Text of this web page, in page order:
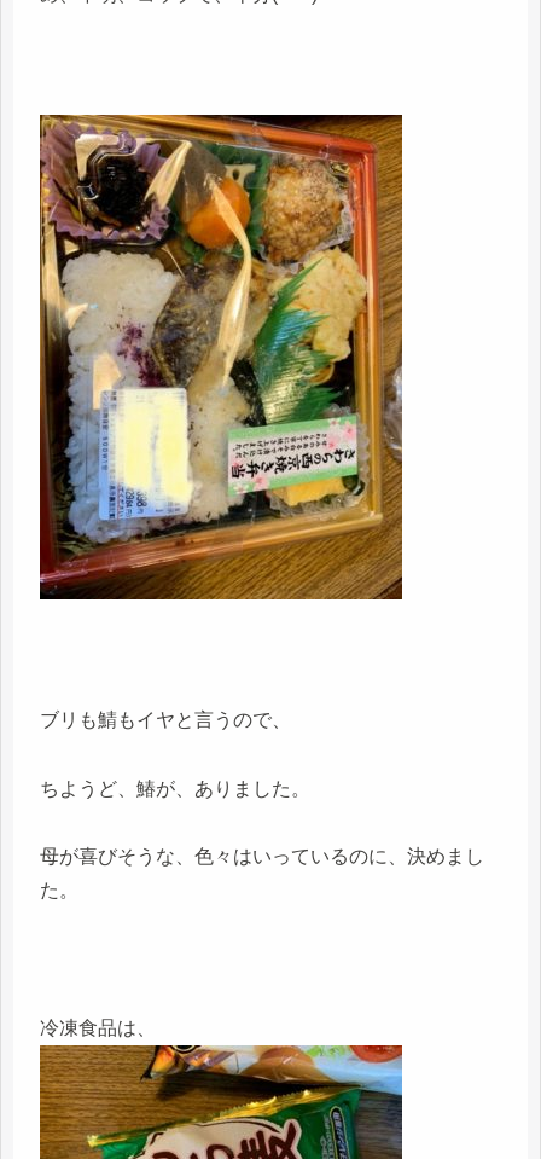
ブリも鯖もイヤと言うので、
ちようど、鰆が、ありました。
母が喜びそうな、色々はいっているのに、決めまし
た。
冷凍食品は、